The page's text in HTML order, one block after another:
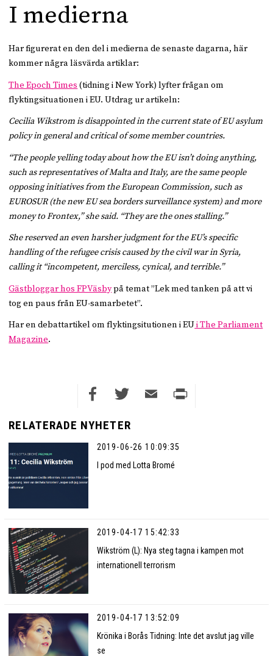
RELATERADE NYHETER
2019-06-26 10:09:35
I pod med Lotta Bromé
2019-04-17 15:42:33
Wikström (L): Nya steg tagna i kampen mot
internationell terrorism
2019-04-17 13:52:09
Krönika i Borås Tidning: Inte det avslut jag ville
se
I medierna
Har figurerat en den del i medierna de senaste dagarna, här
kommer några läsvärda artiklar:
The Epoch Times (tidning i New York) lyfter frågan om
flyktingsituationen i EU. Utdrag ur artikeln:
Cecilia Wikstrom is disappointed in the current state of EU asylum
policy in general and critical of some member countries.
“The people yelling today about how the EU isn’t doing anything,
such as representatives of Malta and Italy, are the same people
opposing initiatives from the European Commission, such as
EUROSUR (the new EU sea borders surveillance system) and more
money to Frontex,” she said. “They are the ones stalling.”
She reserved an even harsher judgment for the EU’s specific
handling of the refugee crisis caused by the civil war in Syria,
calling it “incompetent, merciless, cynical, and terrible.”
Gästbloggar hos FPVäsbypå temat ”Lek med tanken på att vi
tog en paus från EU-samarbetet”.
Har en debattartikel om flyktingsitutionen i EUi The Parliament
Magazine.
Facebook
Twitter
Email